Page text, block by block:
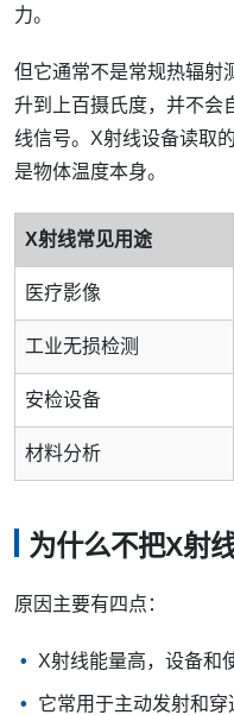
力。
但它通常不是常规热辐射
升到上百摄氏度，并不会
线信号。X射线设备读取
是物体温度本身。
X射线常见用途
医疗影像
工业无损检测
安检设备
材料分析
为什么不把X射
原因主要有四点：
X射线能量高，设备和
它常用于主动发射和穿